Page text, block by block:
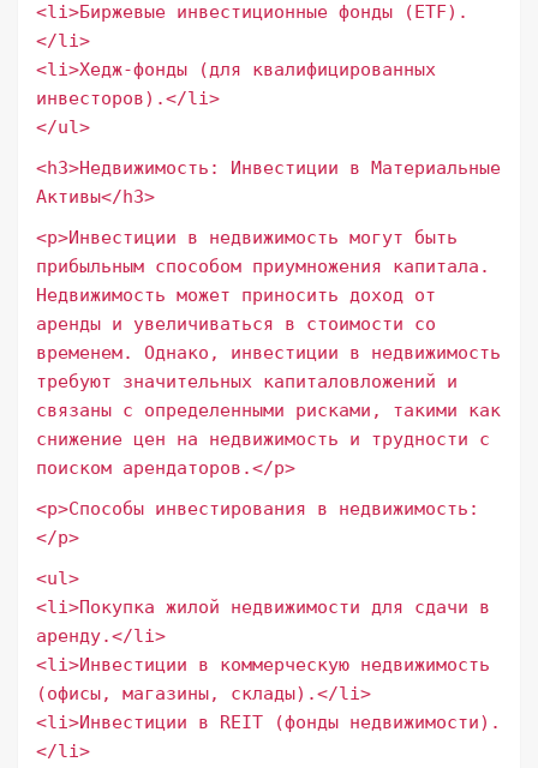
<li>Биржевые инвестиционные фонды (ETF).
</li>
<li>Хедж-фонды (для квалифицированных
инвесторов).</li>
</ul>
<h3>Недвижимость: Инвестиции в Материальные
Активы</h3>
<p>Инвестиции в недвижимость могут быть
прибыльным способом приумножения капитала.
Недвижимость может приносить доход от
аренды и увеличиваться в стоимости со
временем. Однако, инвестиции в недвижимость
требуют значительных капиталовложений и
связаны с определенными рисками, такими как
снижение цен на недвижимость и трудности с
поиском арендаторов.</p>
<p>Способы инвестирования в недвижимость:
</p>
<ul>
<li>Покупка жилой недвижимости для сдачи в
аренду.</li>
<li>Инвестиции в коммерческую недвижимость
(офисы, магазины, склады).</li>
<li>Инвестиции в REIT (фонды недвижимости).
</li>